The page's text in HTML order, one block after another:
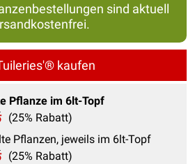
sind aktuell
kaufen
Pflanze im 6lt-Topf
(25% Rabatt)
Pflanzen, jeweils im 6lt-Topf
(25% Rabatt)